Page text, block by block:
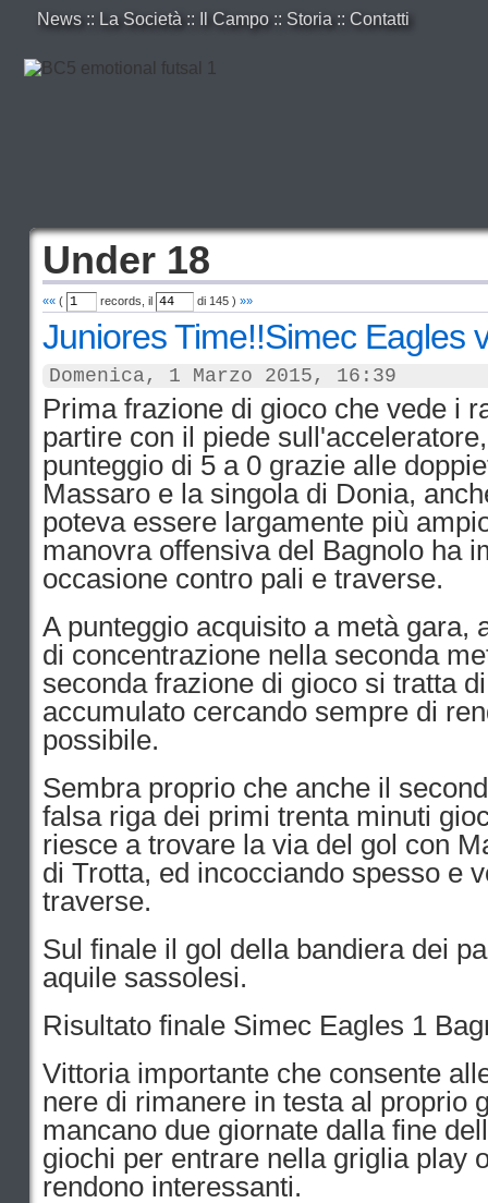
News :: La Società :: Il Campo :: Storia :: Contatti
Under 18
«« ( records, il di 145 ) »»
Juniores Time!!Simec Eagles
Domenica, 1 Marzo 2015, 16:39
Prima frazione di gioco che vede i
partire con il piede
punteggio di 5 a 0 grazie alle
Massaro e la singola di Donia,
poteva essere largamente più
manovra offensiva del Bagnolo ha
occasione contro pali e traverse.
A punteggio acquisito a metà gara,
di concentrazione nella seconda
seconda frazione di gioco si tratta
accumulato cercando sempre di
possibile.
Sembra proprio che anche il
falsa riga dei primi trenta minuti
riesce a trovare la via del gol con
di Trotta, ed incocciando spesso e
traverse.
Sul finale il gol della bandiera dei
aquile sassolesi.
Risultato finale Simec Eagles 1
Vittoria importante che consente
nere di rimanere in testa al proprio
mancano due giornate dalla fine
giochi per entrare nella griglia play
rendono interessanti.